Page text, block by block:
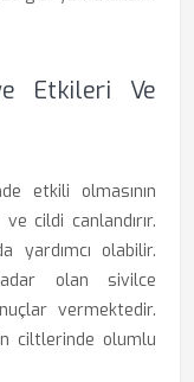
Etkileri Ve
etkili olmasının
cildi canlandırır.
yardımcı olabilir.
olan sivilce
vermektedir.
ciltlerinde olumlu